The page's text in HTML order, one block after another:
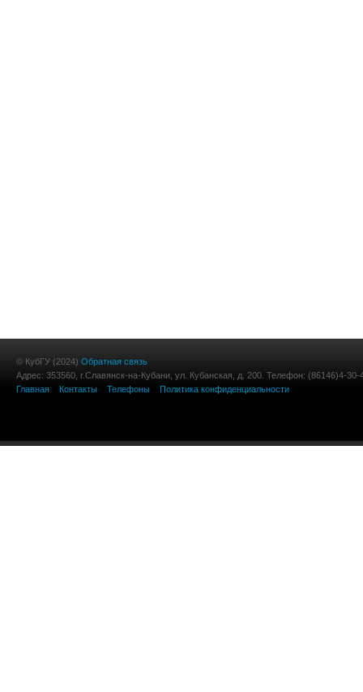
© КубГУ (2024) Обратная связь
Адрес: 353560, г.Славянск-на-Кубани, ул. Кубанская, д. 200. Телефон: (86146)4-30-
Главная
Контакты Телефоны Политика конфиденциальности